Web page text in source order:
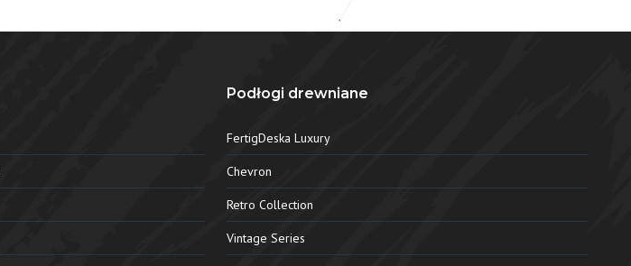
Podłogi drewniane
FertigDeska Luxury
Chevron
Retro Collection
Vintage Series